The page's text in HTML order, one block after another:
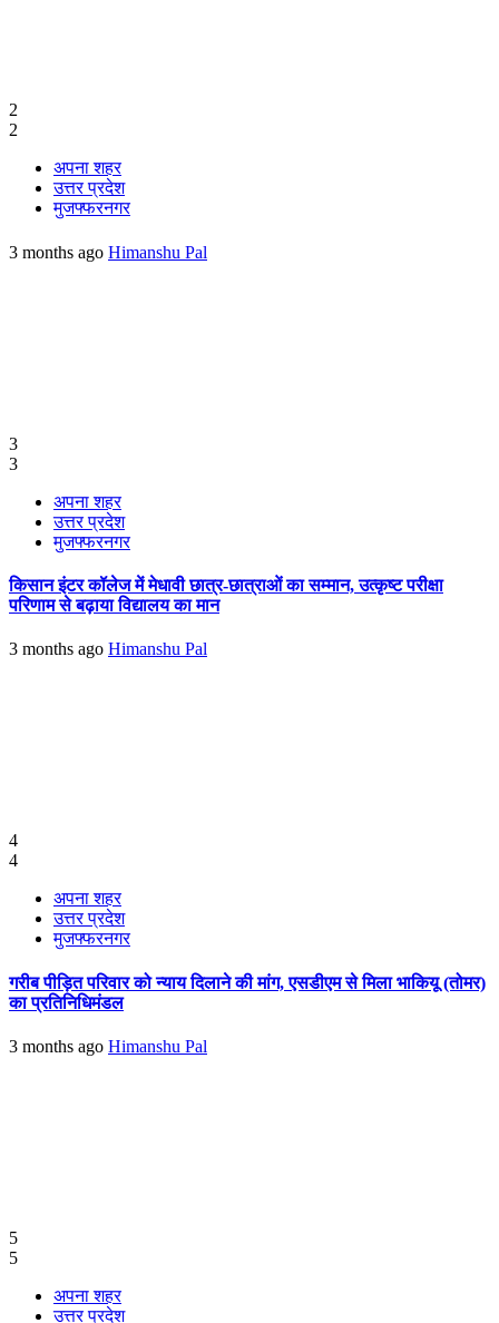
2
2
अपना शहर
उत्तर प्रदेश
मुजफ्फरनगर
3 months ago Himanshu Pal
3
3
अपना शहर
उत्तर प्रदेश
मुजफ्फरनगर
किसान इंटर कॉलेज में मेधावी छात्र-छात्राओं का सम्मान, उत्कृष्ट परीक्षा
परिणाम से बढ़ाया विद्यालय का मान
3 months ago Himanshu Pal
4
4
अपना शहर
उत्तर प्रदेश
मुजफ्फरनगर
गरीब पीड़ित परिवार को न्याय दिलाने की मांग, एसडीएम से मिला भाकियू (तोमर)
का प्रतिनिधिमंडल
3 months ago Himanshu Pal
5
5
अपना शहर
उत्तर प्रदेश